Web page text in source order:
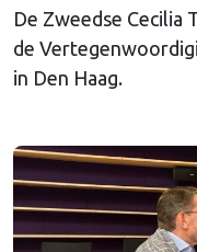
De Zweedse Cecilia
de
in Den Haag.